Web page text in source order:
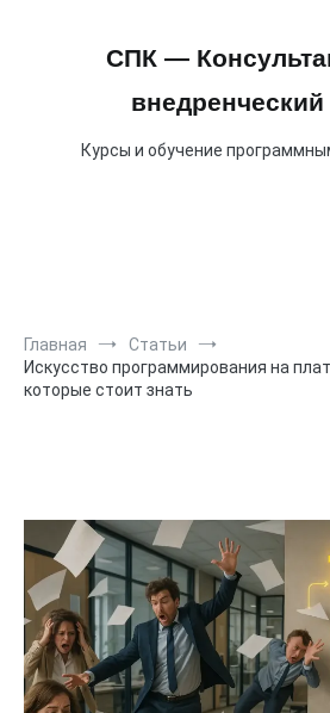
содержимомуСПК —
внедренческий
Курсы и обучение
Главная
Статьи
Искусство программирования на
которые стоит знать